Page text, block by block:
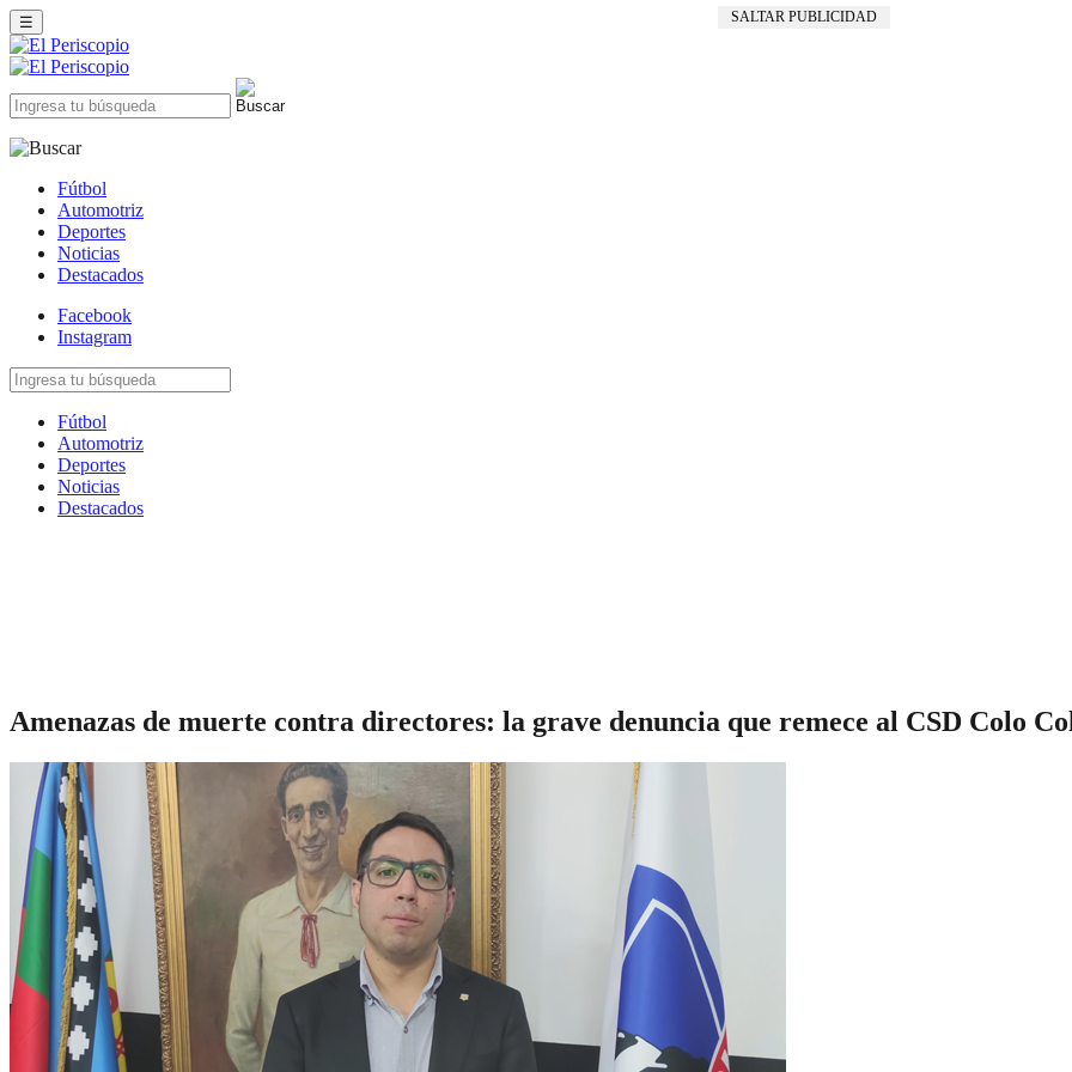
SALTAR PUBLICIDAD
☰
Fútbol
Automotriz
Deportes
Noticias
Destacados
Facebook
Instagram
Fútbol
Automotriz
Deportes
Noticias
Destacados
Amenazas de muerte contra directores: la grave denuncia que remece al CSD Colo